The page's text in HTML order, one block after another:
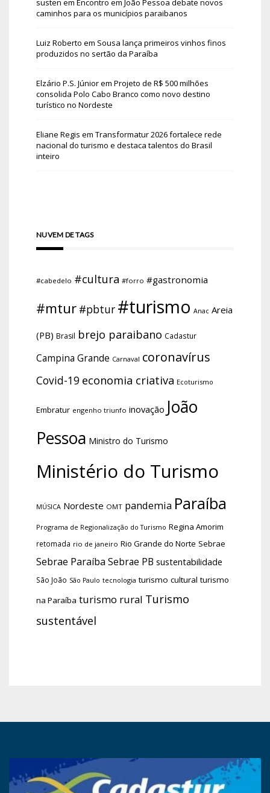
susten em Encontro em João Pessoa debate novos
caminhos para os municípios paraibanos
Luiz Roberto em Sousa lança primeiros vinhos finos
produzidos no sertão da Paraíba
Elzário P.S. Júniorem Projeto de R$ 500 milhões
consolida Polo Cabo Branco como novo destino
turístico no Nordeste
Eliane Regis em Transformatur 2026 fortalece rede
nacional do turismo e destaca talentos do Brasil
inteiro
NUVEM DE TAGS
#cabedelo #cultura #forro #gastronomia
#mtur #pbtur #turismo Anac Areia
(PB) Brasil brejo paraibano Cadastur
Campina Grande Carnaval coronavírus
Covid-19 economia criativa Ecoturismo
Embratur engenho triunfo inovação João
Pessoa Ministro do Turismo
Ministério do Turismo
MÚSICA Nordeste OMT pandemia Paraíba
Programa de Regionalização do Turismo Regina Amorim
retomada rio de janeiro Rio Grande do Norte Sebrae
Sebrae Paraíba Sebrae PB sustentabilidade
São João São Paulo tecnologia turismo cultural turismo
na Paraíba turismo rural Turismo
sustentável